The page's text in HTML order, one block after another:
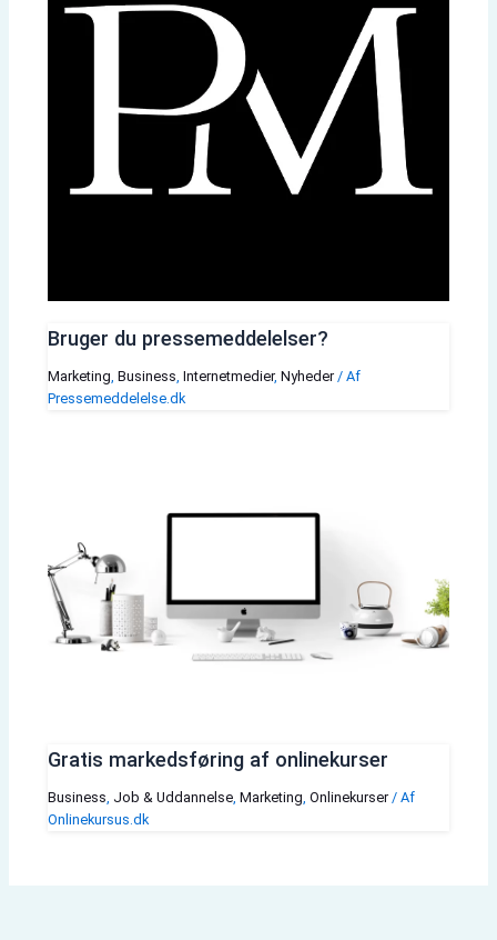
Bruger du pressemeddelelser?
Marketing, Business, Internetmedier, Nyheder/ Af
Pressemeddelelse.dk
Gratis markedsføring af onlinekurser
Business Job & Uddannelse, Marketing Onlinekurser/ Af
Onlinekursus.dk